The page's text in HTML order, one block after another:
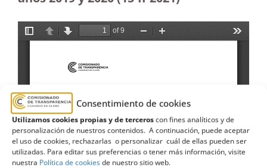
Consentimiento de cookies
Utilizamos cookies propias y de terceroscon fines analíticos y de
personalización de nuestros contenidos. A continuación, puede aceptar
el uso de cookies, rechazarlas o personalizar cuál de ellas pueden ser
utilizadas. Para editar sus preferencias o tener más información, visite
nuestra Política de cookiesde nuestro sitio web.